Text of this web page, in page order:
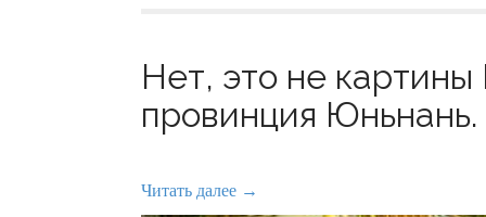
Нет, это не
провинция Юньнань.
Читать далее →